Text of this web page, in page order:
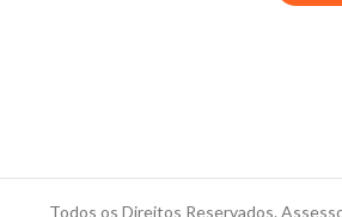
Todos os Direitos Reservados.